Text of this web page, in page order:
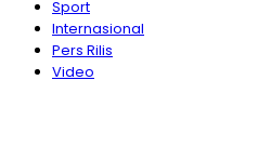
Sport
Internasional
Pers Rilis
Video